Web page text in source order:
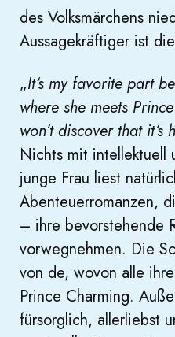
des Volksmärchens
Aussagekräftiger ist
„It‘s my favorite part
where she meets
won‘t discover that
Nichts mit intellektuell
junge Frau liest
Abenteuerromanzen,
– ihre bevorstehende
vorwegnehmen. Die
von de, wovon alle
Prince Charming.
fürsorglich, allerliebst